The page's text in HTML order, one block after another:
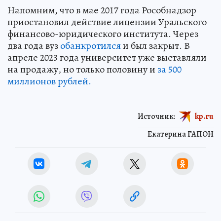
Напомним, что в мае 2017 года Рособнадзор
приостановил действие лицензии Уральского
финансово-юридического института. Через
два года вузобанкротилсяи был закрыт. В
апреле 2023 года университет уже выставляли
на продажу, но только половину и за 500
миллионов рублей.
Екатерина ГАПОН
Источник: kp.ru